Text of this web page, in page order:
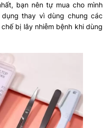
bạn nên tự mua cho mình
thay vì dùng chung các
bị lây nhiễm bệnh khi dùng